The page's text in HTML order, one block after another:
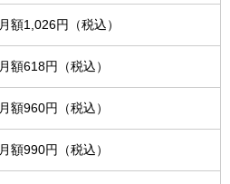
月額1,026円（税込）
月額618円（税込）
月額960円（税込）
月額990円（税込）